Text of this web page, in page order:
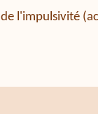
l'impulsivité